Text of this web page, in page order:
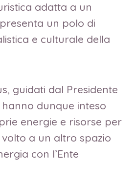
adatta a un
un polo di
e culturale della
guidati dal Presidente
dunque inteso
energie e risorse per
a un altro spazio
con l’Ente